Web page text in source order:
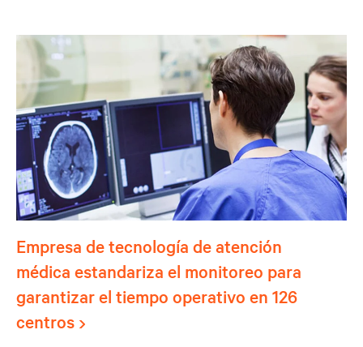
Empresa de tecnología de atención
médica estandariza el monitoreo para
garantizar el tiempo operativo en 126
centros